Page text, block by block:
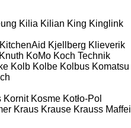
Kilia Kilian King Kinglink
KitchenAid Kjellberg Klieverik
Knuth KoMo Koch Technik
Kolb Kolbe Kolbus Komatsu
Kornit Kosme Kotło-Pol
Kraus Krause Krauss Maffei